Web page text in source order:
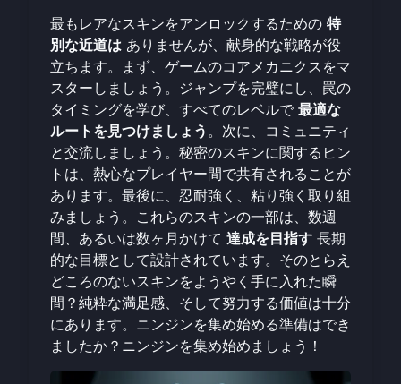
最もレアなスキンをアンロックするための 特
別な近道は ありませんが、献身的な戦略が役
立ちます。まず、ゲームのコアメカニクスをマ
スターしましょう。ジャンプを完璧にし、罠の
タイミングを学び、すべてのレベルで 最適な
ルートを見つけましょう 。次に、コミュニティ
と交流しましょう。秘密のスキンに関するヒン
トは、熱心なプレイヤー間で共有されることが
あります。最後に、忍耐強く、粘り強く取り組
みましょう。これらのスキンの一部は、数週
間、あるいは数ヶ月かけて 達成を目指す 長期
的な目標として設計されています。そのとらえ
どころのないスキンをようやく手に入れた瞬
間？純粋な満足感、そして努力する価値は十分
にあります。ニンジンを集め始める準備はでき
ましたか？ ニンジンを集め始めましょう ！